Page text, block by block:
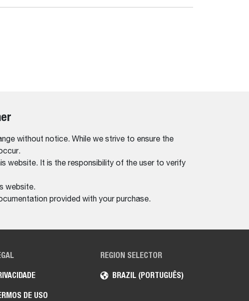
without notice. While we strive to ensure the
website. It is the responsibility of the user to verify
website.
provided with your purchase.
REGION SELECTOR
BRAZIL (PORTUGUÊS)
DE USO